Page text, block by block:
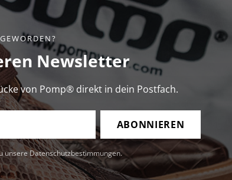
Newsletter
von Pomp® direkt in dein Postfach.
ABONNIEREN
unsere Datenschutzbestimmungen.